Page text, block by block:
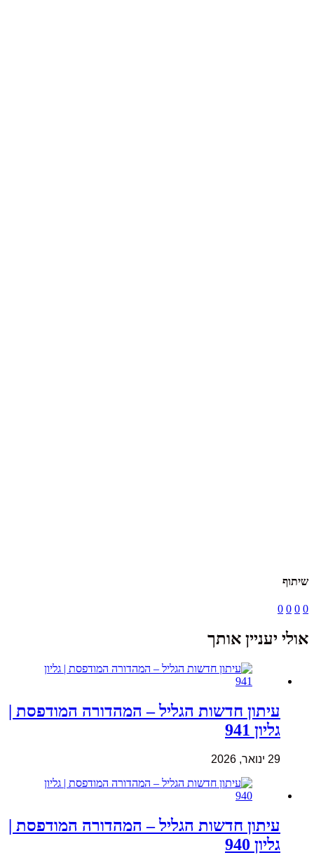
שיתוף
0
0
0
0
אולי יעניין אותך
עיתון חדשות הגליל – המהדורה המודפסת |
גליון 941
29 ינואר, 2026
עיתון חדשות הגליל – המהדורה המודפסת |
גליון 940